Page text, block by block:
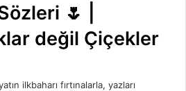
🌷 |
değil Çiçekler
ilkbaharı fırtınalarla, yazları